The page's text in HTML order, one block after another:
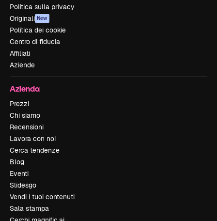
Politica sulla privacy
Originali New
Politica dei cookie
Centro di fiducia
Affiliati
Aziende
Azienda
Prezzi
Chi siamo
Recensioni
Lavora con noi
Cerca tendenze
Blog
Eventi
Slidesgo
Vendi i tuoi contenuti
Sala stampa